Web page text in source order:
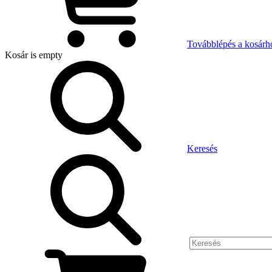
Továbblépés a
Kosáris empty
Keresés